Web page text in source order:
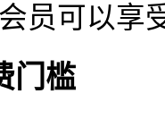
员可以享
门槛